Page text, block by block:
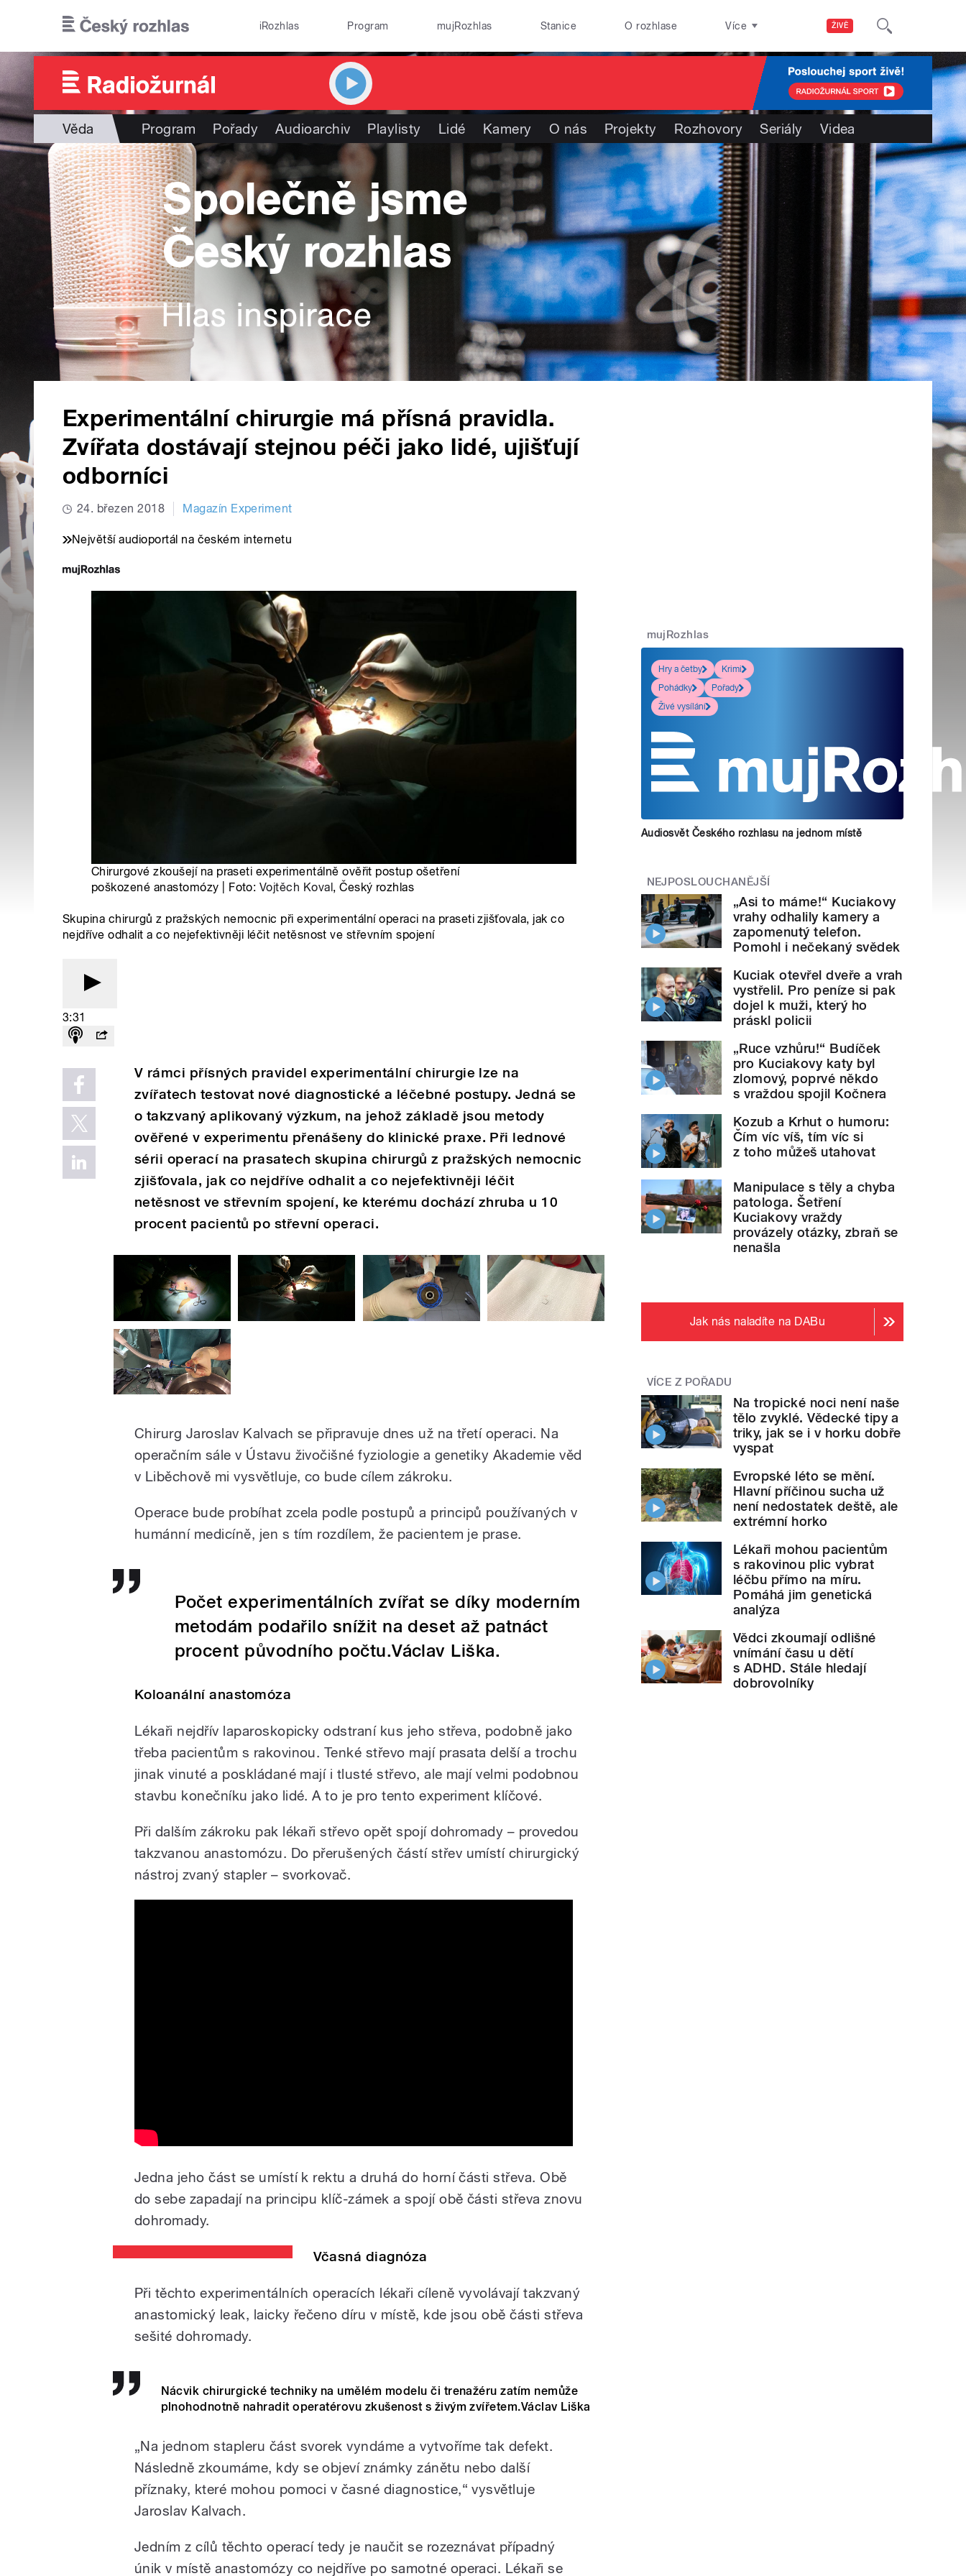
ŽIVĚ
iRozhlas Program mujRozhlas Stanice O rozhlase Více
Věda Program Pořady Audioarchiv Playlisty Lidé Kamery O nás Projekty Rozhovory Seriály Videa
Experimentální chirurgie má přísná pravidla.
Zvířata dostávají stejnou péči jako lidé, ujišťují
odborníci
24. březen 2018 Magazín Experiment
Největší audioportál na českém internetu
Chirurgové zkoušejí na praseti experimentálně ověřit postup ošetření
poškozené anastomózy | Foto: Vojtěch Koval, Český rozhlas
Skupina chirurgů z pražských nemocnic při experimentální operaci na praseti zjišťovala, jak co
nejdříve odhalit a co nejefektivněji léčit netěsnost ve střevním spojení
3:31
V rámci přísných pravidel experimentální chirurgie lze na
zvířatech testovat nové diagnostické a léčebné postupy. Jedná se
o takzvaný aplikovaný výzkum, na jehož základě jsou metody
ověřené v experimentu přenášeny do klinické praxe. Při lednové
sérii operací na prasatech skupina chirurgů z pražských nemocnic
zjišťovala, jak co nejdříve odhalit a co nejefektivněji léčit
netěsnost ve střevním spojení, ke kterému dochází zhruba u 10
procent pacientů po střevní operaci.
Chirurg Jaroslav Kalvach se připravuje dnes už na třetí operaci. Na
operačním sále v Ústavu živočišné fyziologie a genetiky Akademie věd
v Liběchově mi vysvětluje, co bude cílem zákroku.
Operace bude probíhat zcela podle postupů a principů používaných v
humánní medicíně, jen s tím rozdílem, že pacientem je prase.
Počet experimentálních zvířat se díky moderním
metodám podařilo snížit na deset až patnáct
procent původního počtu.Václav Liška.
Koloanální anastomóza
Lékaři nejdřív laparoskopicky odstraní kus jeho střeva, podobně jako
třeba pacientům s rakovinou. Tenké střevo mají prasata delší a trochu
jinak vinuté a poskládané mají i tlusté střevo, ale mají velmi podobnou
stavbu konečníku jako lidé. A to je pro tento experiment klíčové.
Při dalším zákroku pak lékaři střevo opět spojí dohromady – provedou
takzvanou anastomózu. Do přerušených částí střev umístí chirurgický
nástroj zvaný stapler – svorkovač.
Jedna jeho část se umístí k rektu a druhá do horní části střeva. Obě
do sebe zapadají na principu klíč-zámek a spojí obě části střeva znovu
dohromady.
Včasná diagnóza
Při těchto experimentálních operacích lékaři cíleně vyvolávají takzvaný
anastomický leak, laicky řečeno díru v místě, kde jsou obě části střeva
sešité dohromady.
Nácvik chirurgické techniky na umělém modelu či trenažéru zatím nemůže
plnohodnotně nahradit operatérovu zkušenost s živým zvířetem.Václav Liška
„Na jednom stapleru část svorek vyndáme a vytvoříme tak defekt.
Následně zkoumáme, kdy se objeví známky zánětu nebo další
příznaky, které mohou pomoci v časné diagnostice,“ vysvětluje
Jaroslav Kalvach.
Jedním z cílů těchto operací tedy je naučit se rozeznávat případný
únik v místě anastomózy co nejdříve po samotné operaci. Lékaři se
mujRozhlas
Hry a četby
Krimi
Pohádky
Pořady
Živé vysílání
Audiosvět Českého rozhlasu na jednom místě
NEJPOSLOUCHANĚJŠÍ
„Asi to máme!“ Kuciakovy
vrahy odhalily kamery a
zapomenutý telefon.
Pomohl i nečekaný svědek
Kuciak otevřel dveře a vrah
vystřelil. Pro peníze si pak
dojel k muži, který ho
práskl policii
„Ruce vzhůru!“ Budíček
pro Kuciakovy katy byl
zlomový, poprvé někdo
s vraždou spojil Kočnera
Kozub a Krhut o humoru:
Čím víc víš, tím víc si
z toho můžeš utahovat
Manipulace s těly a chyba
patologa. Šetření
Kuciakovy vraždy
provázely otázky, zbraň se
nenašla
Jak nás naladíte na DABu
VÍCE Z POŘADU
Na tropické noci není naše
tělo zvyklé. Vědecké tipy a
triky, jak se i v horku dobře
vyspat
Evropské léto se mění.
Hlavní příčinou sucha už
není nedostatek deště, ale
extrémní horko
Lékaři mohou pacientům
s rakovinou plic vybrat
léčbu přímo na míru.
Pomáhá jim genetická
analýza
Vědci zkoumají odlišné
vnímání času u dětí
s ADHD. Stále hledají
dobrovolníky